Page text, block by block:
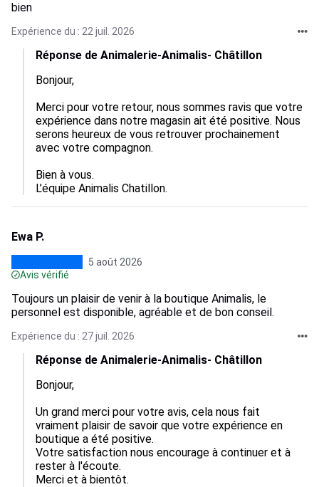
bien
Expérience du : 22 juil. 2026
Réponse de Animalerie-Animalis- Châtillon
Bonjour,
Merci pour votre retour, nous sommes ravis que votre
expérience dans notre magasin ait été positive. Nous
serons heureux de vous retrouver prochainement
avec votre compagnon.
Bien à vous.
L’équipe Animalis Chatillon.
Ewa P.
5 août 2026
Avis vérifié
Toujours un plaisir de venir à la boutique Animalis, le
personnel est disponible, agréable et de bon conseil.
Expérience du : 27 juil. 2026
Réponse de Animalerie-Animalis- Châtillon
Bonjour,
Un grand merci pour votre avis, cela nous fait
vraiment plaisir de savoir que votre expérience en
boutique a été positive.
Votre satisfaction nous encourage à continuer et à
rester à l'écoute.
Merci et à bientôt.